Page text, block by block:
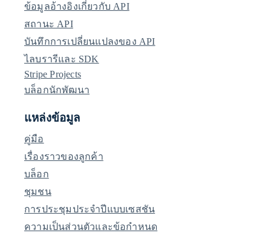
ข้อมูลอ้างอิงเกี่ยวกับ API
สถานะ API
บันทึกการเปลี่ยนแปลงของ API
ไลบรารีและ SDK
Stripe Projects
บล็อกนักพัฒนา
แหล่งข้อมูล
คู่มือ
เรื่องราวของลูกค้า
บล็อก
ชุมชน
การประชุมประจำปีแบบเซสชัน
ความเป็นส่วนตัวและข้อกำหนด